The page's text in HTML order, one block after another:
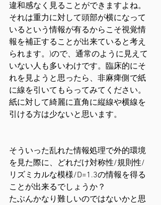
違和感なく見ることができますよね。
それは重力に対して頭部が横になって
いるという情報が有るからこそ視覚情
報を補正することが出来ていると考え
られます。)ので、通常のように見えて
いない人も多いわけです。臨床的にそ
れを見ようと思ったら、非麻痺側で紙
に線を引いてもらってみてください。
紙に対して綺麗に直角に縦線や横線を
引ける方は少ないと思います。
そういった乱れた情報処理で外的環境
を見た際に、どれだけ対称性/規則性/
リズミカルな模様/D=1.3の情報を得る
ことが出来るでしょうか？
たぶんかなり難しいのではないかと思